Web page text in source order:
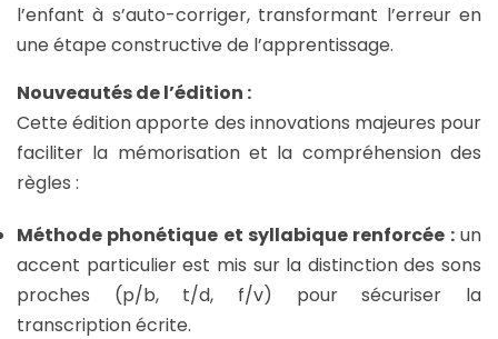
l’enfant à s’auto-corriger, transformant l’erreur en
une étape constructive de l’apprentissage.
Nouveautés de l’édition :
Cette édition apporte des innovations majeures pour
faciliter la mémorisation et la compréhension des
règles :
Méthode phonétique et syllabique renforcée :un
accent particulier est mis sur la distinction des sons
proches (p/b, t/d, f/v) pour sécuriser la
transcription écrite.